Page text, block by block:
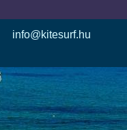
info@kitesurf.hu